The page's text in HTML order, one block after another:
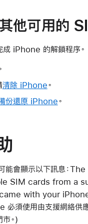
他可用的
成 iPhone 的解鎖程序。
清除 iPhone。
份還原 iPhone。
能會顯示以下訊息
SIM cards from a
with your
必須使用由支援網絡
。)